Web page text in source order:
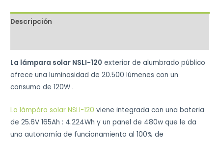
Descripción
La lámpara solar NSLI-120 exterior de alumbrado público
ofrece una luminosidad de 20.500 lúmenes con un
consumo de 120W .
La lámpára solar NSLI-120 viene integrada con una bateria
de 25.6V 165Ah : 4.224Wh y un panel de 480w que le da
una autonomía de funcionamiento al 100% de